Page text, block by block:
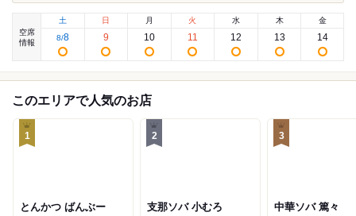
空席
情報
土
8/8
日
9
月
10
火
11
水
12
木
13
金
14
このエリアで人気のお店
1
とんかつ ばんぶー
2
支那ソバ 小むろ
3
中華ソバ 篤々